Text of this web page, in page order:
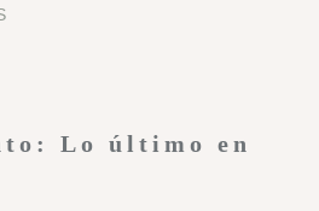
Lo último en